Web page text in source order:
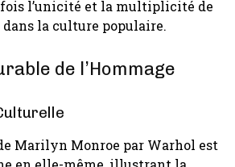
l’unicité et la multiplicité de
dans la culture populaire.
de l’Hommage
Marilyn Monroe par Warhol est